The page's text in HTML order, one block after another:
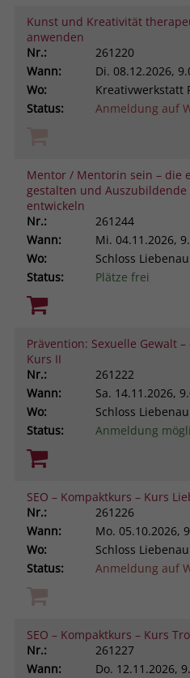
Kunst und Kreativität
anwenden
Nr.:
261220
Wann:
Di. 08.12.2026,
Wo:
Kreativwerkstatt
Status:
Anmeldung auf
Mentor / Mentorin sein – die
gestalten und
entwickeln
Nr.:
261244
Wann:
Mi. 04.11.2026,
Wo:
Schloss Liebenau
Status:
Plätze frei
Prävention: Sexuelle Gewalt
Kurs II
Nr.:
261222
Wann:
Sa. 14.11.2026,
Wo:
Schloss Liebenau
Status:
Anmeldung
SEO – Kompaktkurs – Kurs
Nr.:
261226
Wann:
Mo. 05.10.2026,
Wo:
Schloss Liebenau
Status:
Anmeldung auf
SEO – Kompaktkurs – Kurs
Nr.:
261227
Wann:
Do. 12.11.2026,
Name
Anbieter stiftung-
Laufzeit Session
Zweck
Browsers
exklusiv für
Dadurch wird
Aktionen, die
derselben
werden, mit
Name _clsk
Anbieter
Laufzeit 1 Jahr
Zweck
Microsoft